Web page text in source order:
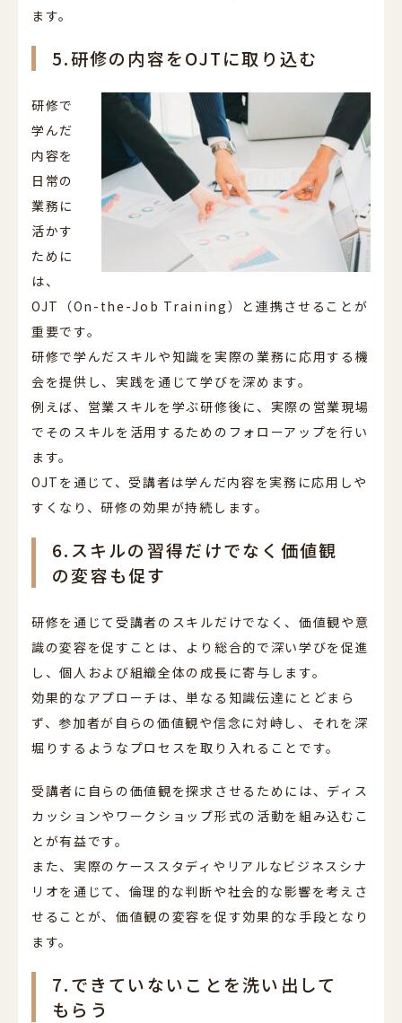
ます。
5.研修の内容をOJTに取り込む
研修で
学んだ
内容を
日常の
業務に
活かす
ために
は、
OJT（On-the-Job Training）と連携させることが
重要です。
研修で学んだスキルや知識を実際の業務に応用する機
会を提供し、実践を通じて学びを深めます。
例えば、営業スキルを学ぶ研修後に、実際の営業現場
でそのスキルを活用するためのフォローアップを行い
ます。
OJTを通じて、受講者は学んだ内容を実務に応用しや
すくなり、研修の効果が持続します。
6.スキルの習得だけでなく価値観
の変容も促す
研修を通じて受講者のスキルだけでなく、価値観や意
識の変容を促すことは、より総合的で深い学びを促進
し、個人および組織全体の成長に寄与します。
効果的なアプローチは、単なる知識伝達にとどまら
ず、参加者が自らの価値観や信念に対峙し、それを深
堀りするようなプロセスを取り入れることです。
受講者に自らの価値観を探求させるためには、ディス
カッションやワークショップ形式の活動を組み込むこ
とが有益です。
また、実際のケーススタディやリアルなビジネスシナ
リオを通じて、倫理的な判断や社会的な影響を考えさ
せることが、価値観の変容を促す効果的な手段となり
ます。
7.できていないことを洗い出して
もらう